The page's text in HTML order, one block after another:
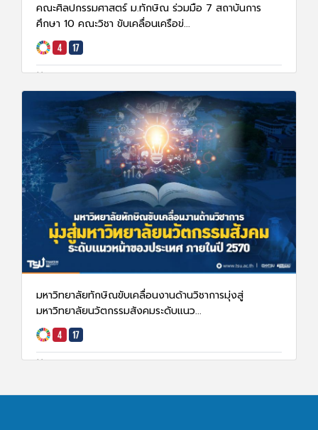
คณะศิลปกรรมศาสตร์ ม.ทักษิณ ร่วมมือ 7 สถาบันการ
ศึกษา 10 คณะวิชา ขับเคลื่อนเครือข่...
มหาวิทยาลัยทักษิณขับเคลื่อนงานด้านวิชาการมุ่งสู่
มหาวิทยาลัยนวัตกรรมสังคมระดับแนว...